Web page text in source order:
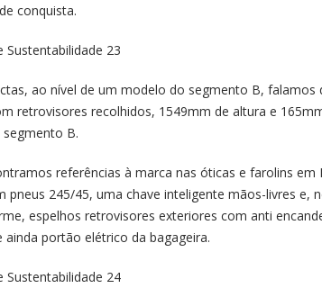
conquista.
ao nível de um modelo do segmento B, falamos
retrovisores recolhidos, 1549mm de altura e
B.
referências à marca nas óticas e farolins em
pneus 245/45, uma chave inteligente mãos-livres e,
espelhos retrovisores exteriores com anti
portão elétrico da bagageira.